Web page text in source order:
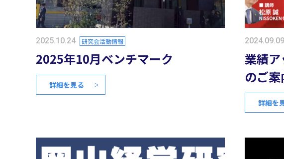
2025.10.24 研究会活動情報
2025年10月ベンチマーク
詳細を見る
2024.09.09
業績
のご案
詳細を